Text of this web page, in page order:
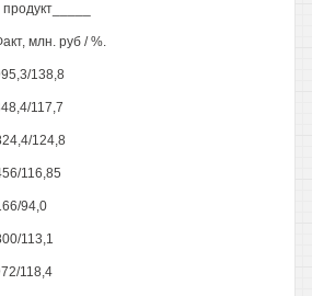
млн. руб / %.
138,8
117,7
124,8
116,85
94,0
113,1
118,4